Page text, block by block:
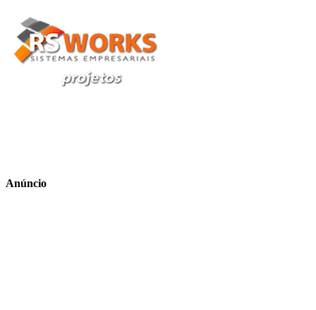
Anúncio